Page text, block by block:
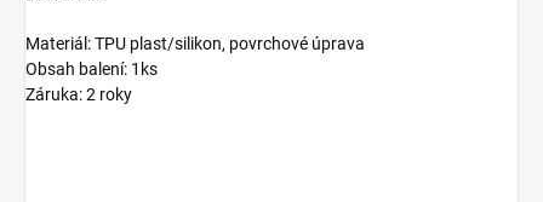
Materiál: TPU plast/silikon, povrchové úprava
Obsah balení: 1ks
Záruka: 2 roky